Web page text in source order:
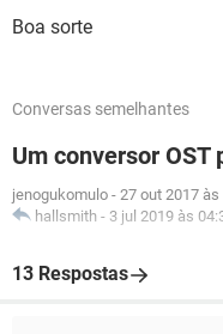
Boa sorte
Conversas semelhantes
Um conversor OST
jenogukomulo - 27 out 2017 às
hallsmith - 3 jul 2019 às
13 Respostas